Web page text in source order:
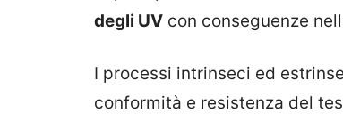
degli UV con conseguenze
I processi intrinseci ed
conformità e resistenza del